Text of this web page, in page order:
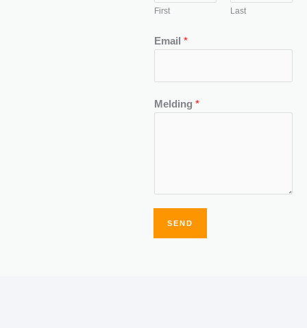
First Last
Email *
Melding *
SEND